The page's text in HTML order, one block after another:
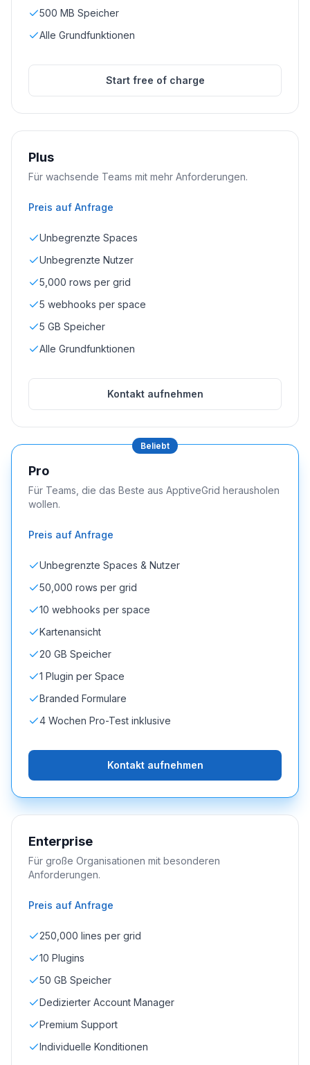
500 MB Speicher
Alle Grundfunktionen
Start free of charge
Plus
Für wachsende Teams mit mehr Anforderungen.
Preis auf Anfrage
Unbegrenzte Spaces
Unbegrenzte Nutzer
5,000 rows per grid
5 webhooks per space
5 GB Speicher
Alle Grundfunktionen
Kontakt aufnehmen
Beliebt
Pro
Für Teams, die das Beste aus ApptiveGrid herausholen
wollen.
Preis auf Anfrage
Unbegrenzte Spaces & Nutzer
50,000 rows per grid
10 webhooks per space
Kartenansicht
20 GB Speicher
1 Plugin per Space
Branded Formulare
4 Wochen Pro-Test inklusive
Kontakt aufnehmen
Enterprise
Für große Organisationen mit besonderen
Anforderungen.
Preis auf Anfrage
250,000 lines per grid
10 Plugins
50 GB Speicher
Dedizierter Account Manager
Premium Support
Individuelle Konditionen